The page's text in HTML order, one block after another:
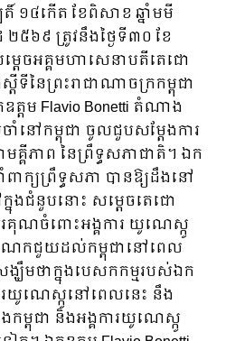
១៤កើត ខែពិសាខ ឆ្នាំមមី
២៥៦៩ ត្រូវនឹងថ្ងៃទី៣០ ខែ
តេចអគ្គមហាសេនាបតីតេជោ
ទីនៃព្រះរាជាណាចក្រកម្ពុជា
ត្តម Flavio Bonetti តំណាង
ាំនៅកម្ពុជា ចូលជួបសម្ដែងការ
គីភាព នៃព្រឹទ្ធសភាជាតិ។ ឯក
ាំពាក្យព្រឹទ្ធសភា បានឱ្យដឹងនៅ
ងជំនួបនោះ សម្ដេចតេជោ
រគុណចំពោះអង្គការ យូណេស្កូ
ែកជួយដល់កម្ពុជានៅពេល
ឃឹមថាក្នុងបេសកកម្មរបស់ឯក
រយូណេស្កូនៅពេលនេះ នឹង
កម្ពុជា និងអង្គការយូណេស្កូ